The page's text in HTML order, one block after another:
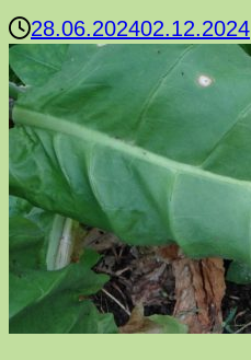
28.06.202402.12.2024